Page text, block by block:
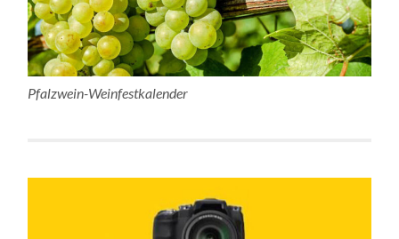
Pfalzwein-Weinfestkalender